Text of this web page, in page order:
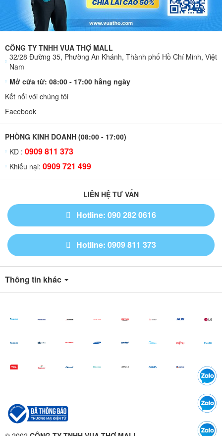
CÔNG TY TNHH VUA THỢ MALL
32/28 Đường 35, Phường An Khánh, Thành phố Hồ Chí Minh, Việt
Nam
Mở cửa từ: 08:00 - 17:00 hằng ngày
Kết nối với chúng tôi
Facebook
PHÒNG KINH DOANH (08:00 - 17:00)
KD : 0909 811 373
Khiếu nại: 0909 721 499
LIÊN HỆ TƯ VẤN
Hotline: 090 282 0616
Hotline: 0909 811 373
Thông tin khác